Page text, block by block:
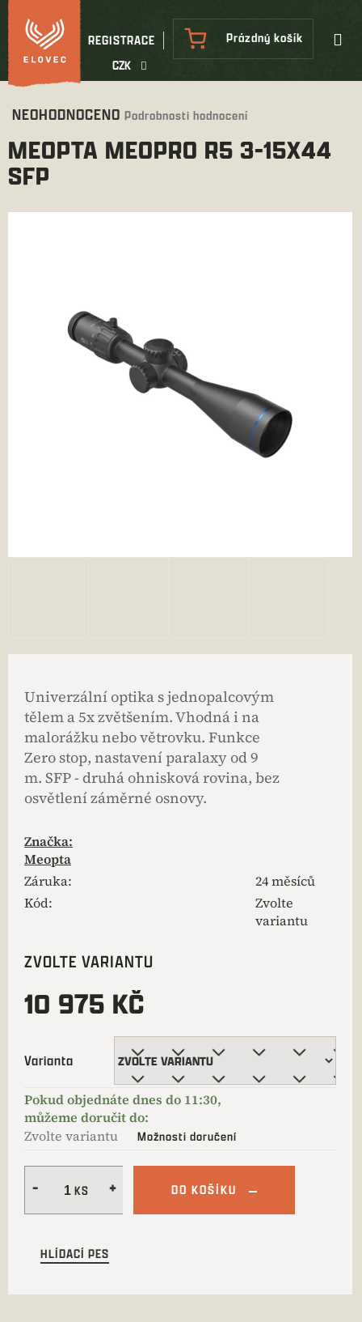
Přejít
na
obsah
CZK
REGISTRACE
NÁKUPNÍ
KOŠÍK
Prázdný košík
Průměrné
produktu
je
0,0
NEOHODNOCENO Podrobnosti hodnocení
MEOPTA MEOPRO R5 3-15X44
SFP
Univerzální optika s jednopalcovým
tělem a 5x zvětšením. Vhodná i na
malorážku nebo větrovku. Funkce
Zero stop, nastavení paralaxy od 9
m. SFP - druhá ohnisková rovina, bez
osvětlení záměrné osnovy.
Značka:
Meopta
Záruka:
24 měsíců
Kód:
Zvolte
variantu
ZVOLTE VARIANTU
10 975 KČ
Varianta
Zvolte variantu Možnosti doručení
DO KOŠÍKU
HLÍDACÍ PES